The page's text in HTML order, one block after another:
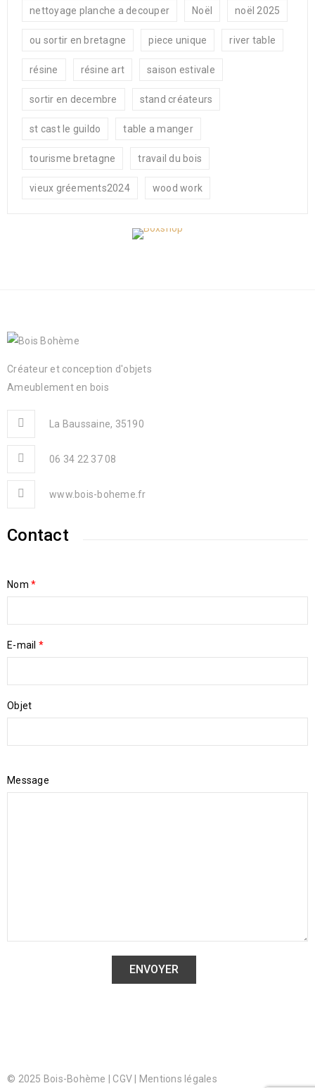
nettoyage planche a decouper Noël noël 2025
ou sortir en bretagne piece unique river table
résine résine art saison estivale
sortir en decembre stand créateurs
st cast le guildo table a manger
tourisme bretagne travail du bois
vieux gréements2024 wood work
Créateur et conception d'objets
Ameublement en bois
La Baussaine, 35190
06 34 22 37 08
www.bois-boheme.fr
Contact
Nom *
E-mail *
Objet
Message
© 2025 Bois-Bohème | CGV Mentions légales